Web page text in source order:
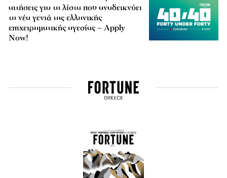
αιτήσεις για τη λίστα που αναδεικνύει
τη νέα γενιά της ελληνικής
επιχειρηματικής ηγεσίας – Apply
Now!